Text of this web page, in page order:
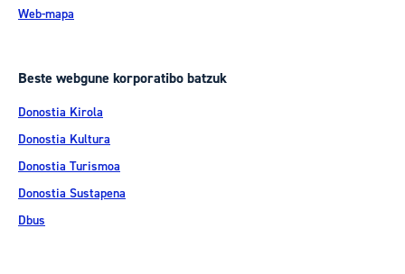
Web-mapa
Beste webgune korporatibo batzuk
Donostia Kirola
Donostia Kultura
Donostia Turismoa
Donostia Sustapena
Dbus